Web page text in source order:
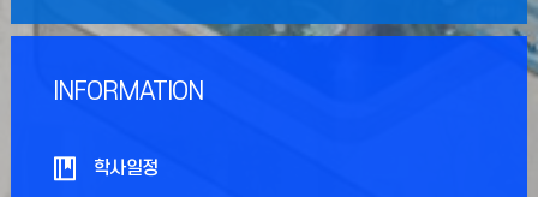
INFORMATION
학사일정